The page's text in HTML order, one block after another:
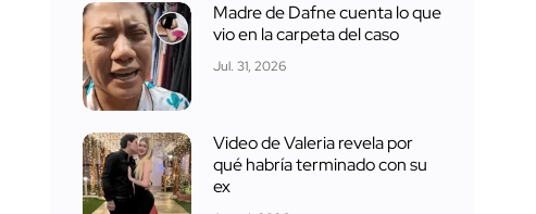
Madre de Dafne cuenta lo que
vio en la carpeta del caso
Jul. 31, 2026
Video de Valeria revela por
qué habría terminado con su
ex